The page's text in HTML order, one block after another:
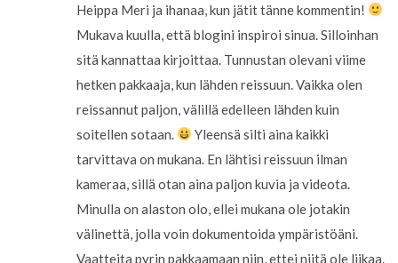
Heippa Meri ja ihanaa, kun jätit tänne kommentin!
Mukava kuulla, että blogini inspiroi sinua. Silloinhan
sitä kannattaa kirjoittaa. Tunnustan olevani viime
hetken pakkaaja, kun lähden reissuun. Vaikka olen
reissannut paljon, välillä edelleen lähden kuin
soitellen sotaan.
Yleensä silti aina kaikki
tarvittava on mukana. En lähtisi reissuun ilman
kameraa, sillä otan aina paljon kuvia ja videota.
Minulla on alaston olo, ellei mukana ole jotakin
välinettä, jolla voin dokumentoida ympäristöäni.
Vaatteita pyrin pakkaamaan niin, ettei niitä ole liikaa.